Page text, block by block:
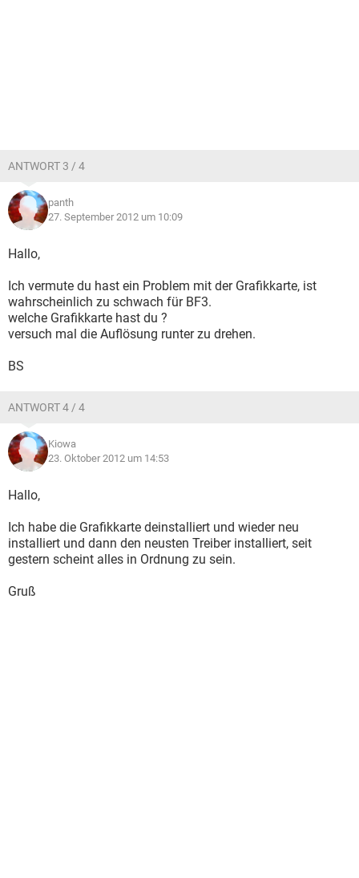
ANTWORT 3 / 4
panth
27. September 2012 um 10:09
Hallo,
Ich vermute du hast ein Problem mit der Grafikkarte, ist
wahrscheinlich zu schwach für BF3.
welche Grafikkarte hast du ?
versuch mal die Auflösung runter zu drehen.
BS
ANTWORT 4 / 4
Kiowa
23. Oktober 2012 um 14:53
Hallo,
Ich habe die Grafikkarte deinstalliert und wieder neu
installiert und dann den neusten Treiber installiert, seit
gestern scheint alles in Ordnung zu sein.
Gruß